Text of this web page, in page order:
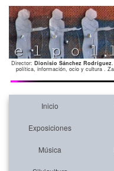
Director: Dionisio Sánchez Rodríguez
política, información, ocio y cultura .
Inicio
Exposiciones
Música